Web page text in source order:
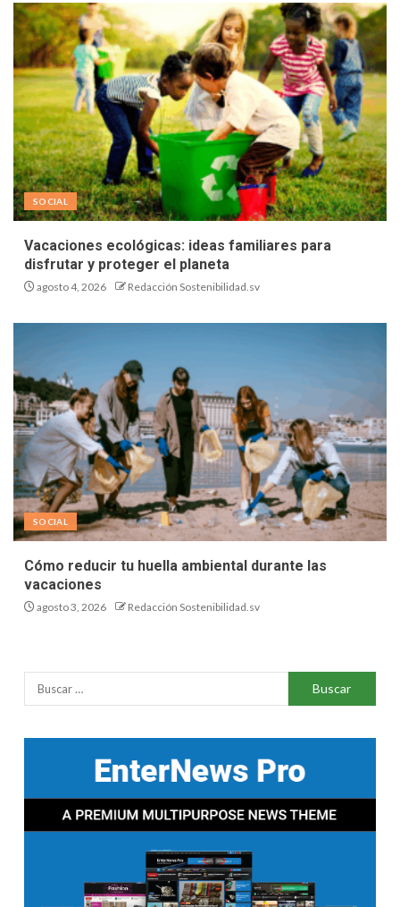
SOCIAL
Vacaciones ecológicas: ideas familiares para
disfrutar y proteger el planeta
agosto 4, 2026 Redacción Sostenibilidad.sv
SOCIAL
Cómo reducir tu huella ambiental durante las
vacaciones
agosto 3, 2026 Redacción Sostenibilidad.sv